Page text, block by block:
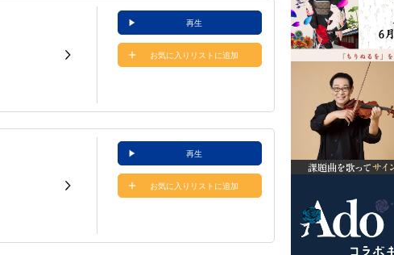
再生
お気に入りリストに追加
再生
お気に入りリストに追加